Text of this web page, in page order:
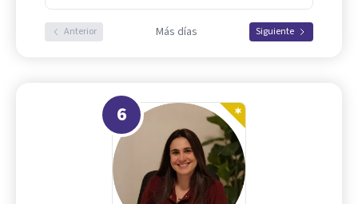
Anterior Más días Siguiente
6